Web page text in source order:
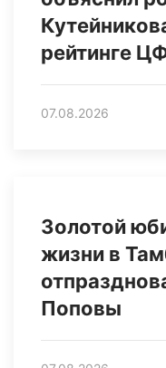
рейтинге
07.08.2026
Золотой
жизни в
Поповы